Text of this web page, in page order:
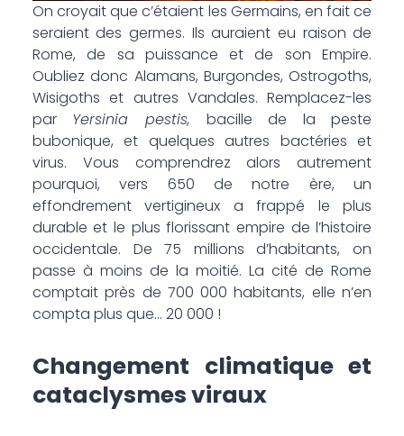
On croyait que c’étaient les Germains, en fait ce
seraient des germes. Ils auraient eu raison de
Rome, de sa puissance et de son Empire.
Oubliez donc Alamans, Burgondes, Ostrogoths,
Wisigoths et autres Vandales. Remplacez-les
par Yersinia pestis, bacille de la peste
bubonique, et quelques autres bactéries et
virus. Vous comprendrez alors autrement
pourquoi, vers 650 de notre ère, un
effondrement vertigineux a frappé le plus
durable et le plus florissant empire de l’histoire
occidentale. De 75 millions d’habitants, on
passe à moins de la moitié. La cité de Rome
comptait près de 700 000 habitants, elle n’en
compta plus que… 20 000 !
Changement climatique et
cataclysmes viraux